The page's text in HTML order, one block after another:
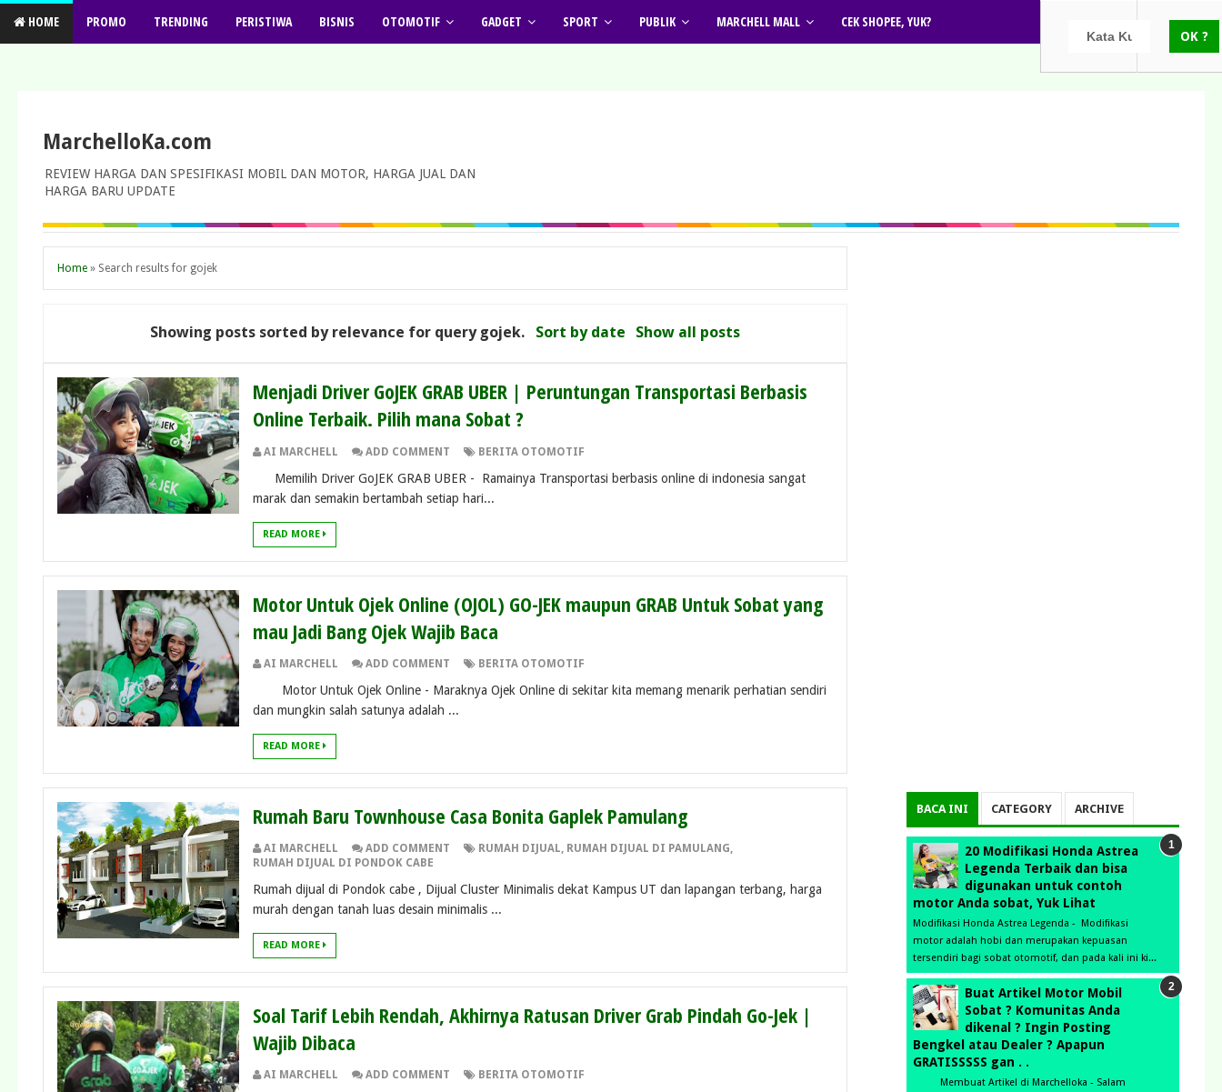
HOME PROMO TRENDING PERISTIWA BISNIS OTOMOTIF GADGET SPORT PUBLIK MARCHELL MALL CEK SHOPEE, YUK?
MarchelloKa.com
REVIEW HARGA DAN SPESIFIKASI MOBIL DAN MOTOR, HARGA JUAL DAN
HARGA BARU UPDATE
Home » Search results for gojek
Showing posts sorted by relevance for query gojek. Sort by date Show all posts
Menjadi Driver GoJEK GRAB UBER | Peruntungan Transportasi Berbasis
Online Terbaik. Pilih mana Sobat ?
AI MARCHELL ADD COMMENT BERITA OTOMOTIF
Memilih Driver GoJEK GRAB UBER - Ramainya Transportasi berbasis online di indonesia sangat
marak dan semakin bertambah setiap hari...
READ MORE
Motor Untuk Ojek Online (OJOL) GO-JEK maupun GRAB Untuk Sobat yang
mau Jadi Bang Ojek Wajib Baca
AI MARCHELL ADD COMMENT BERITA OTOMOTIF
Motor Untuk Ojek Online - Maraknya Ojek Online di sekitar kita memang menarik perhatian sendiri
dan mungkin salah satunya adalah ...
READ MORE
Rumah Baru Townhouse Casa Bonita Gaplek Pamulang
AI MARCHELL ADD COMMENT RUMAH DIJUAL, RUMAH DIJUAL DI PAMULANG,
RUMAH DIJUAL DI PONDOK CABE
Rumah dijual di Pondok cabe , Dijual Cluster Minimalis dekat Kampus UT dan lapangan terbang, harga
murah dengan tanah luas desain minimalis ...
READ MORE
Soal Tarif Lebih Rendah, Akhirnya Ratusan Driver Grab Pindah Go-Jek |
Wajib Dibaca
AI MARCHELL ADD COMMENT BERITA OTOMOTIF
BACA INI CATEGORY ARCHIVE
20 Modifikasi Honda Astrea
Legenda Terbaik dan bisa
digunakan untuk contoh
motor Anda sobat, Yuk Lihat
Modifikasi Honda Astrea Legenda - Modifikasi
motor adalah hobi dan merupakan kepuasan
tersendiri bagi sobat otomotif, dan pada kali ini ki...
Buat Artikel Motor Mobil
Sobat ? Komunitas Anda
dikenal ? Ingin Posting
Bengkel atau Dealer ? Apapun
GRATISSSSS gan . .
Membuat Artikel di Marchelloka - Salam